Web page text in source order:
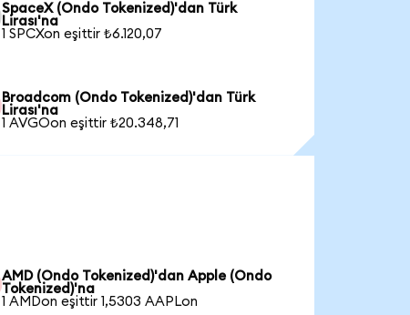
SpaceX (Ondo Tokenized)'dan Türk
Lirası'na
1 SPCXon eşittir ₺6.120,07
Broadcom (Ondo Tokenized)'dan Türk
Lirası'na
1 AVGOon eşittir ₺20.348,71
AMD (Ondo Tokenized)'dan Apple (Ondo
Tokenized)'na
1 AMDon eşittir 1,5303 AAPLon